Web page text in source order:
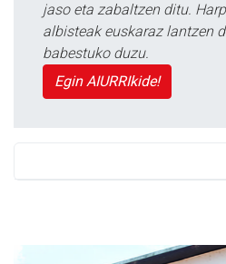
jaso eta zabaltzen ditu.
albisteak euskaraz lantzen
babestuko duzu.
Egin AIURRIkide!